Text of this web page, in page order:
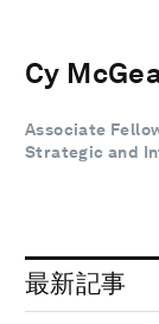
Cy
Associate
Strategic and
最新記事